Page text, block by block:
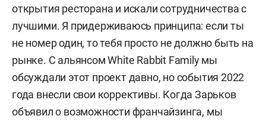
открытия ресторана и искали сотрудничества с
лучшими. Я придерживаюсь принципа: если ты
не номер один, то тебя просто не должно быть на
рынке. С альянсом White Rabbit Family мы
обсуждали этот проект давно, но события 2022
года внесли свои коррективы. Когда Зарьков
объявил о возможности франчайзинга, мы